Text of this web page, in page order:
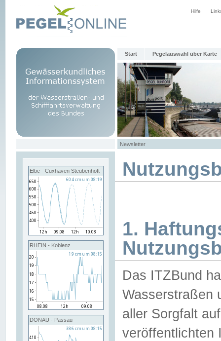
Hilfe
Start Pegelauswahl über Karte
Newsletter
Elbe - Cuxhaven Steubenhöft
RHEIN - Koblenz
DONAU - Passau
1.
Das ITZBund
Wasserstraßen
aller Sorgfalt
veröffentlichten